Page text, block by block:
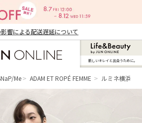
響による配送遅延について
新しいキレイと出合うために。
Me ADAM ET ROPÉ FEMME ルミネ横浜